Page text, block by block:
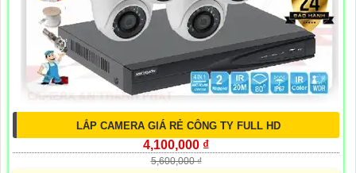
LẮP CAMERA GIÁ RẺ CÔNG TY FULL HD
4,100,000 ₫
5,600,000 ₫